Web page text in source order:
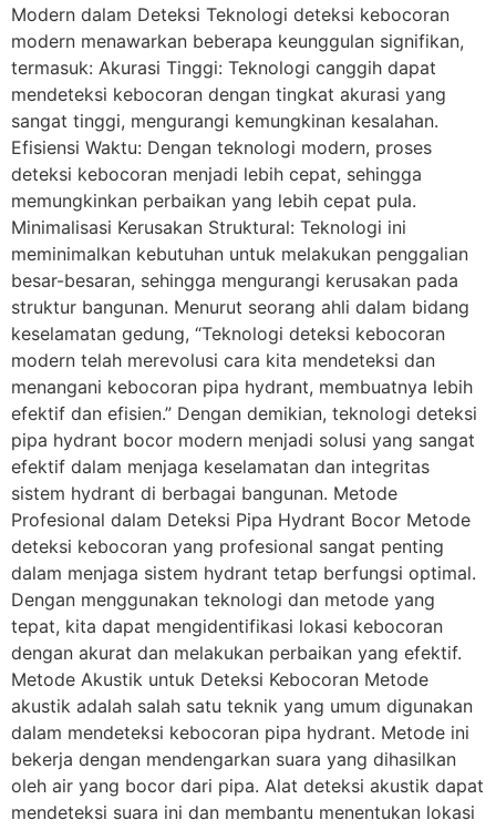
Modern dalam Deteksi Teknologi deteksi kebocoran
modern menawarkan beberapa keunggulan signifikan,
termasuk: Akurasi Tinggi: Teknologi canggih dapat
mendeteksi kebocoran dengan tingkat akurasi yang
sangat tinggi, mengurangi kemungkinan kesalahan.
Efisiensi Waktu: Dengan teknologi modern, proses
deteksi kebocoran menjadi lebih cepat, sehingga
memungkinkan perbaikan yang lebih cepat pula.
Minimalisasi Kerusakan Struktural: Teknologi ini
meminimalkan kebutuhan untuk melakukan penggalian
besar-besaran, sehingga mengurangi kerusakan pada
struktur bangunan. Menurut seorang ahli dalam bidang
keselamatan gedung, “Teknologi deteksi kebocoran
modern telah merevolusi cara kita mendeteksi dan
menangani kebocoran pipa hydrant, membuatnya lebih
efektif dan efisien.” Dengan demikian, teknologi deteksi
pipa hydrant bocor modern menjadi solusi yang sangat
efektif dalam menjaga keselamatan dan integritas
sistem hydrant di berbagai bangunan. Metode
Profesional dalam Deteksi Pipa Hydrant Bocor Metode
deteksi kebocoran yang profesional sangat penting
dalam menjaga sistem hydrant tetap berfungsi optimal.
Dengan menggunakan teknologi dan metode yang
tepat, kita dapat mengidentifikasi lokasi kebocoran
dengan akurat dan melakukan perbaikan yang efektif.
Metode Akustik untuk Deteksi Kebocoran Metode
akustik adalah salah satu teknik yang umum digunakan
dalam mendeteksi kebocoran pipa hydrant. Metode ini
bekerja dengan mendengarkan suara yang dihasilkan
oleh air yang bocor dari pipa. Alat deteksi akustik dapat
mendeteksi suara ini dan membantu menentukan lokasi